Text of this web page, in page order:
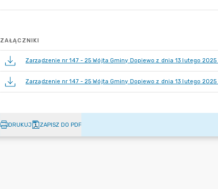
ZAŁĄCZNIKI
Zarządzenie nr 147 - 25 Wójta Gminy Dopiewo z dnia 13 lutego 2025
Zarządzenie nr 147 - 25 Wójta Gminy Dopiewo z dnia 13 lutego 2025
DRUKUJ ZAPISZ DO PDF